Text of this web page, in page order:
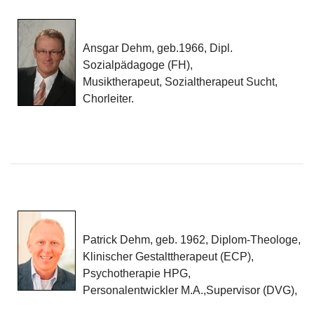
Ansgar Dehm, geb.1966, Dipl.
Sozialpädagoge (FH),
Musiktherapeut, Sozialtherapeut Sucht,
Chorleiter.
Patrick Dehm, geb. 1962, Diplom-Theologe,
Klinischer Gestalttherapeut (ECP),
Psychotherapie HPG,
Personalentwickler M.A.,Supervisor (DVG),